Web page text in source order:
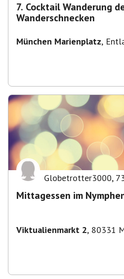
7. Cocktail Wanderung
Wanderschnecken
München Marienplatz,
Globetrotter3000,
Mittagessen im
Viktualienmarkt 2, 80331